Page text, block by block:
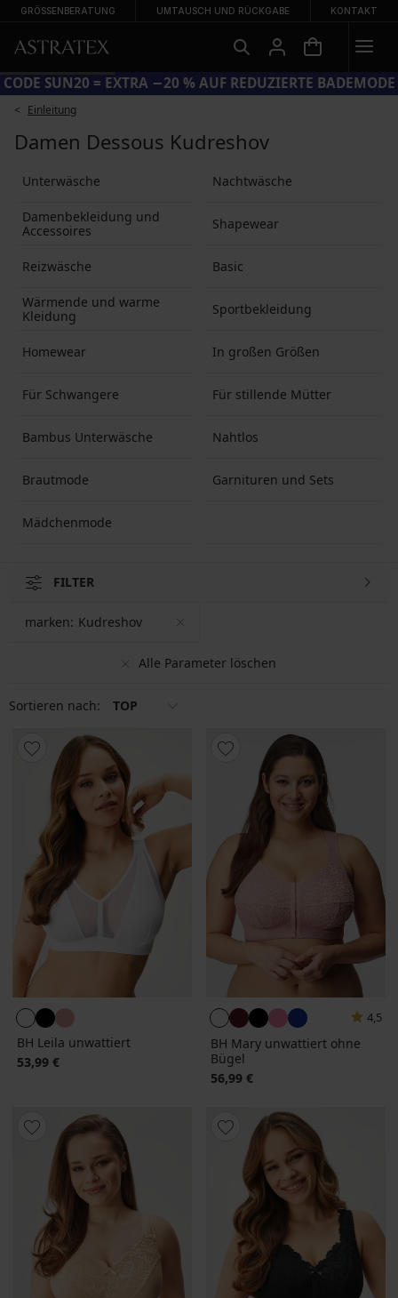
GRÖSSENBERATUNG UMTAUSCH UND RÜCKGABE KONTAKT
CODE SUN20 = EXTRA −20 % AUF REDUZIERTE BADEMODE
Einleitung
Damen Dessous Kudreshov
Unterwäsche Nachtwäsche
Damenbekleidung und
Accessoires
Shapewear
Reizwäsche Basic
Wärmende und warme
Kleidung
Sportbekleidung
Homewear In großen Größen
Für Schwangere Für stillende Mütter
Bambus Unterwäsche Nahtlos
Brautmode Garnituren und Sets
Mädchenmode
FILTER
Alle Parameter löschen
marken: Kudreshov
Sortieren nach: TOP
BH Leila unwattiert
53,99 €
4,5
BH Mary unwattiert ohne
Bügel
56,99 €